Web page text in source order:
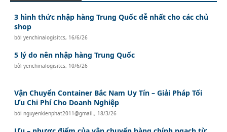
3 hình thức nhập hàng Trung Quốc dễ nhất cho các chủ
shop
bởiyenchinalogisitcs, 16/6/26
5 lý do nên nhập hàng Trung Quốc
bởiyenchinalogisitcs, 10/6/26
Vận Chuyển Container Bắc Nam Uy Tín – Giải Pháp Tối
Ưu Chi Phí Cho Doanh Nghiệp
bởinguyenkienphat2011@gmail. , 18/3/26